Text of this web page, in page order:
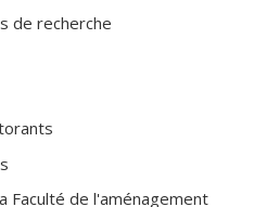
de recherche
Faculté de l'aménagement